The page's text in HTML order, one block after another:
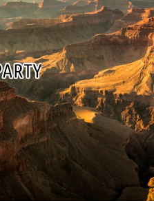
Skip
to
content